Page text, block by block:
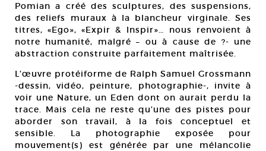
Pomian a créé des sculptures, des suspensions,
des reliefs muraux à la blancheur virginale. Ses
titres, «Ego», «Expir & Inspir»… nous renvoient à
notre humanité, malgré – ou à cause de ?- une
abstraction construite parfaitement maîtrisée.
L’œuvre protéiforme de Ralph Samuel Grossmann
-dessin, vidéo, peinture, photographie-, invite à
voir une Nature, un Eden dont on aurait perdu la
trace. Mais cela ne reste qu’une des pistes pour
aborder son travail, à la fois conceptuel et
sensible. La photographie exposée pour
mouvement(s) est générée par une mélancolie